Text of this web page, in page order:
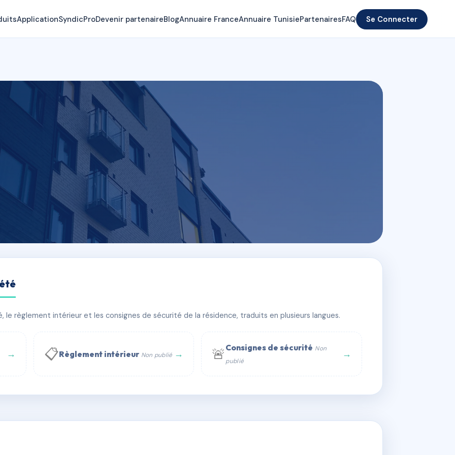
ApplicationSyndicProDevenir partenaireBlogAnnuaire FranceAnnuaire TunisiePartenairesFAQ Se Connecter
WhatsApp
règlement intérieur et les consignes de sécurité de la résidence, traduits en plusieurs langues.
→ 📋Règlement intérieur Non publié → 🚨 Consignes de sécurité Non
publié
→
AC6772529 🇫🇷